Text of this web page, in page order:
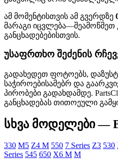
ამ მომენტისთვის ამ გვერდზე
მარაგი
განცხადებებისთვის.
უსაფრთხო შეძენის
გადახედეთ ფოტოებს,
საჭიროებისამებრ და
პირობები გადახდამდე.
განცხადებას თითოეული
სხვა მოდელები —
330 M5 Z4 M 550 7 Series Z3 530
Series 545 650 X6 M M